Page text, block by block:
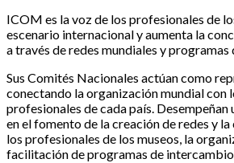
ICOM es la voz de los profesionales de
escenario internacional y aumenta la
a través de redes mundiales y
Sus Comités Nacionales actúan como
conectando la organización mundial con
profesionales de cada país.
en el fomento de la creación de redes y
los profesionales de los museos, la
facilitación de programas de